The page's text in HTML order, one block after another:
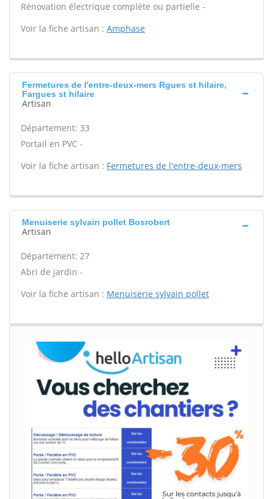
Rénovation électrique complète ou partielle -
Voir la fiche artisan : Amphase
Fermetures de l'entre-deux-mers Rgues st hilaire,
Fargues st hilaire
Artisan
Département: 33
Portail en PVC -
Voir la fiche artisan : Fermetures de l'entre-deux-mers
Menuiserie sylvain pollet Bosrobert
Artisan
Département: 27
Abri de jardin -
Voir la fiche artisan : Menuiserie sylvain pollet